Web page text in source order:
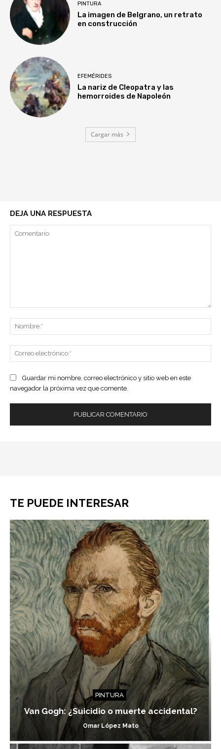
PINTURA
La imagen de Belgrano, un retrato
en construcción
EFEMÉRIDES
La nariz de Cleopatra y las
hemorroides de Napoleón
Cargar más
DEJA UNA RESPUESTA
Guardar mi nombre, correo electrónico y sitio web en este
navegador la próxima vez que comente.
TE PUEDE INTERESAR
PINTURA
Van Gogh: ¿Suicidio o muerte accidental?
Omar López Mato